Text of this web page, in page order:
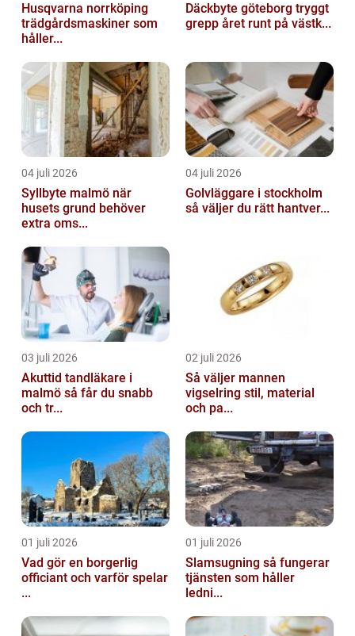
Husqvarna norrköping
trädgårdsmaskiner som
håller...
Däckbyte göteborg tryggt
grepp året runt på västk...
04 juli 2026
Syllbyte malmö när
husets grund behöver
extra oms...
04 juli 2026
Golvläggare i stockholm
så väljer du rätt hantver...
03 juli 2026
Akuttid tandläkare i
malmö så får du snabb
och tr...
02 juli 2026
Så väljer mannen
vigselring stil, material
och pa...
01 juli 2026
Vad gör en borgerlig
officiant och varför spelar
...
01 juli 2026
Slamsugning så fungerar
tjänsten som håller
ledni...